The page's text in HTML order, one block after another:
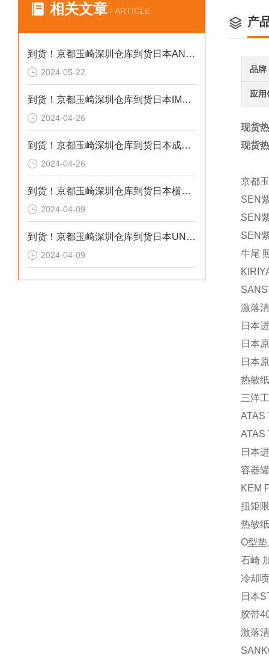
相关文章 / ARTICLE
到货！京都玉崎深圳仓库到货日本AND 电子秤HV-60KCEP
2024-05-22
到货！京都玉崎深圳仓库到货日本IMADA 推拉力计 DST-20N
2024-04-26
到货！京都玉崎深圳仓库到货日本成茂锻针仪MF2
2024-04-26
到货！京都玉崎深圳仓库到货日本横河 电导率仪传感器 SC8SG-R31-T-305-P1-A
2024-04-09
到货！京都玉崎深圳仓库到货日本UNITTA音波式皮带张力计U-550替换U-508
2024-04-09
产
品牌
应用
现货
现货
京都
SEN
SEN
SEN
牛尾
激落
日本
日本
日本
热敏
三洋
ATAS
ATAS
日本
容器
KEM
扭矩
热敏
O型
石崎
冷却
日本
胶带
激落